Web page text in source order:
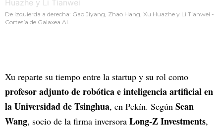
De izquierda a derecha: Gao Jiyang, Zhao Hang, Xu Huazhe y Li Tianwei -
Cortesía de Galaxea AI.
Xu reparte su tiempo entre la startup y su rol como
profesor adjunto de robótica e inteligencia artificial en
la Universidad de Tsinghua, en Pekín. Según Sean
Wang, socio de la firma inversora Long-Z Investments,